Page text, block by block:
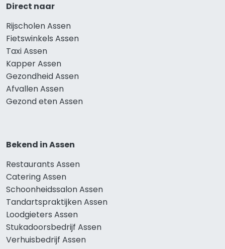
Direct naar
Rijscholen Assen
Fietswinkels Assen
Taxi Assen
Kapper Assen
Gezondheid Assen
Afvallen Assen
Gezond eten Assen
Bekend in Assen
Restaurants Assen
Catering Assen
Schoonheidssalon Assen
Tandartspraktijken Assen
Loodgieters Assen
Stukadoorsbedrijf Assen
Verhuisbedrijf Assen